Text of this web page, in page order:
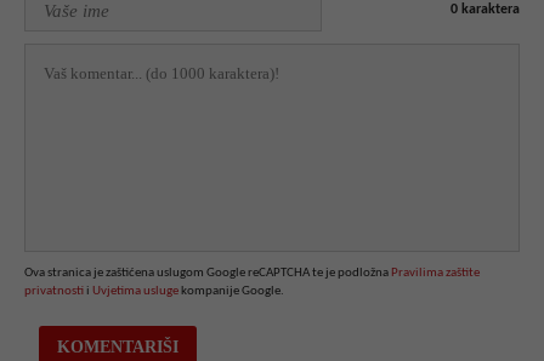
0 karaktera
Ova stranica je zaštićena uslugom Google reCAPTCHA te je podložna Pravilima zaštite
privatnosti i Uvjetima usluge kompanije Google.